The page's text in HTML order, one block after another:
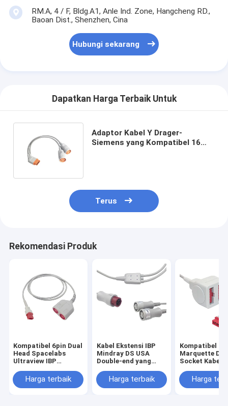
RM.A, 4 / F, Bldg.A1, Anle Ind. Zone, Hangcheng RD.,
Baoan Dist., Shenzhen, Cina
Hubungi sekarang
Dapatkan Harga Terbaik Untuk
Adaptor Kabel Y Drager-
Siemens yang Kompatibel 16
Terus
Rekomendasi Produk
Kompatibel 6pin Dual
Head Spacelabs
Ultraview IBP
B3012-16
Harga terbaik
Kabel Ekstensi IBP
Mindray DS USA
Double-end yang
12
Harga terbaik
Kompatibel GE
Marquette
Socket Kabel
07
Harga